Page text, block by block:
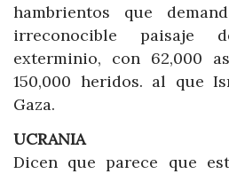
hambrientos que
irreconocible paisaje
exterminio, con 62,000
150,000 heridos. al que
Gaza.
UCRANIA
Dicen que parece que